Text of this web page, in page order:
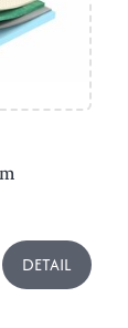
DETAIL